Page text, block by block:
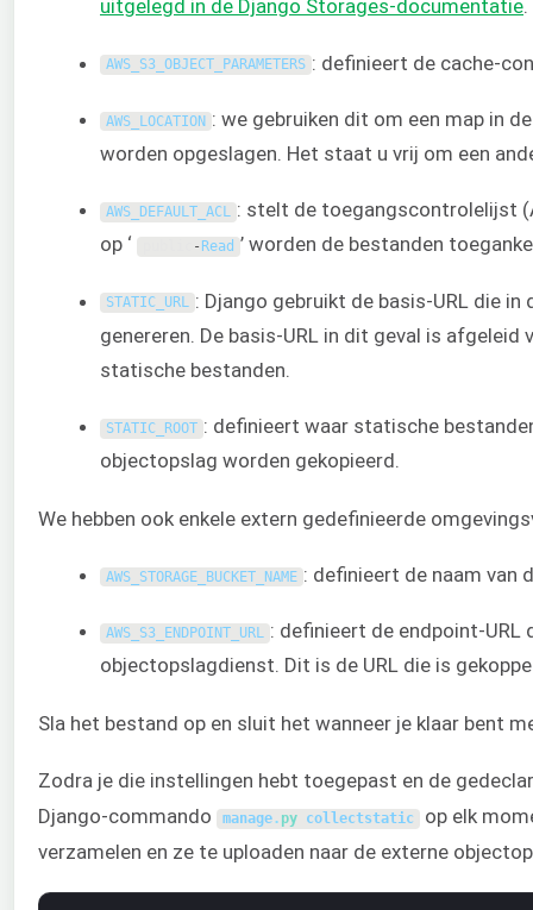
uitgelegd in de Django Storages-documentatie.
AWS_S3_OBJECT_PARAMETERS : definieert de cache-
AWS_LOCATION : we gebruiken dit om een map in
worden opgeslagen. Het staat u vrij om een
AWS_DEFAULT_ACL : stelt de toegangscontrolelijst
op ‘
- Read ’ worden de bestanden
STATIC_URL : Django gebruikt de basis-URL die
genereren. De basis-URL in dit geval is
statische bestanden.
STATIC_ROOT : definieert waar statische
objectopslag worden gekopieerd.
We hebben ook enkele extern gedefinieerde
AWS_STORAGE_BUCKET_NAME : definieert de naam van
AWS_S3_ENDPOINT_URL : definieert de endpoint-
objectopslagdienst. Dit is de URL die is
Sla het bestand op en sluit het wanneer je klaar bent
Zodra je die instellingen hebt toegepast en de
Django-commando
manage. py collectstatic op elk
verzamelen en ze te uploaden naar de externe